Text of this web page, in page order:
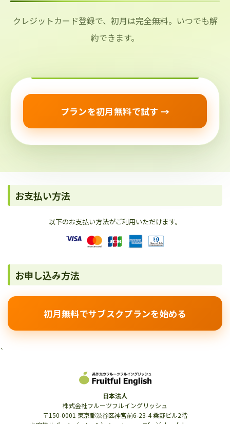
クレジットカード登録で、初月は完全無料。いつでも解
約できます。
プランを初月無料で試す →
お支払い方法
以下のお支払い方法がご利用いただけます。
お申し込み方法
初月無料でサブスクプランを始める
`
日本法人
株式会社フルーツフルイングリッシュ
〒150-0001 東京都渋谷区神宮前6-23-4 桑野ビル2階